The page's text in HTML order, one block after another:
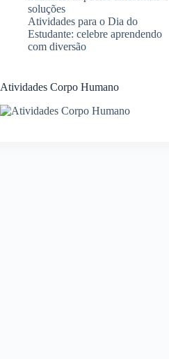
soluções
Atividades para o Dia do
Estudante: celebre aprendendo
com diversão
Atividades Corpo Humano